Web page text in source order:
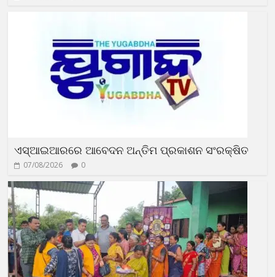
ଏସ୍‌ଆଇଆରରେ ଆବେଦନ ଅନ୍ତିମ ପ୍ରକାଶନ ସଂରକ୍ଷିତ
07/08/2026 0